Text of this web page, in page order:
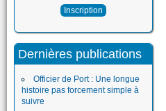
Dernières publications
Officier de Port : Une longue
histoire pas forcement simple à
suivre